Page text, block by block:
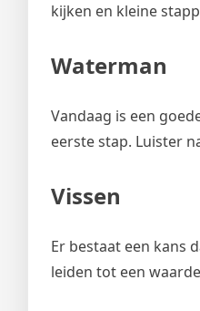
kijken en kleine
Waterman
Vandaag is een
eerste stap. Luister
Vissen
Er bestaat een kans
leiden tot een